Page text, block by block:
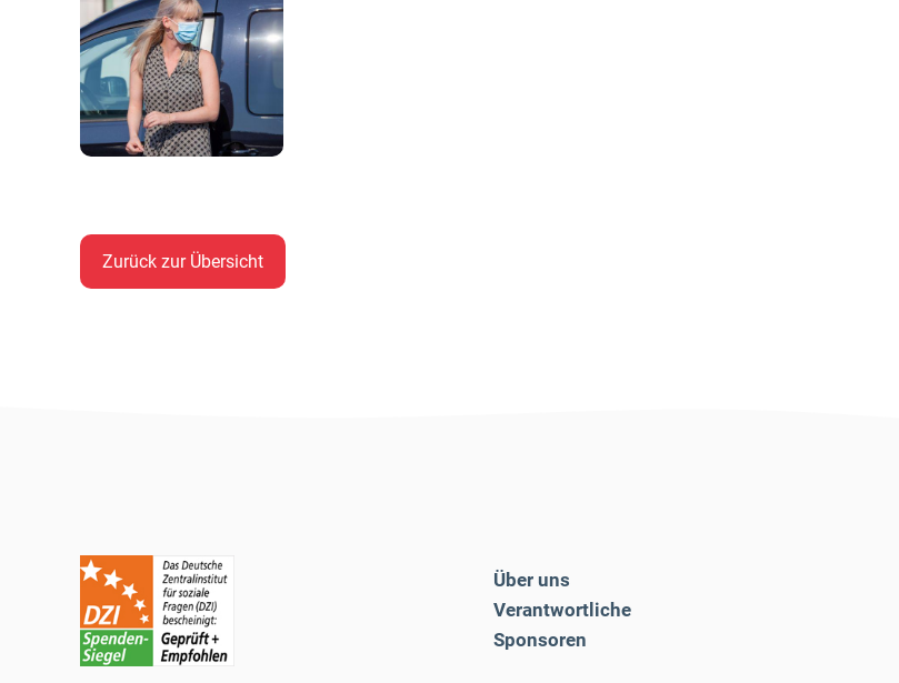
Zurück zur Übersicht
Über uns
Verantwortliche
Sponsoren